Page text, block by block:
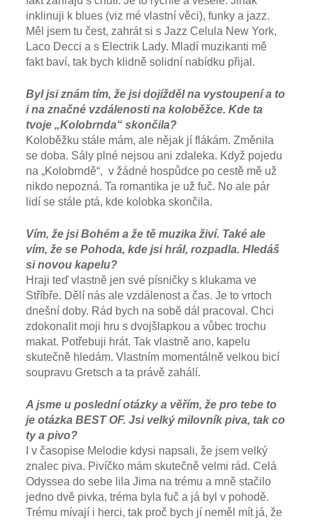
inklinuji k blues (viz mé vlastní věci), funky a jazz.
Měl jsem tu čest, zahrát si s Jazz Celula New York,
Laco Decci a s Electrik Lady. Mladí muzikanti mě
fakt baví, tak bych klidně solidní nabídku přijal.
Byl jsi znám tím, že jsi dojížděl na vystoupení a to
i na značné vzdálenosti na koloběžce. Kde ta
tvoje „Kolobrnda“ skončila?
Koloběžku stále mám, ale nějak jí flákám. Změnila
se doba. Sály plné nejsou ani zdaleka. Když pojedu
na „Kolobrndě“, v žádné hospůdce po cestě mě už
nikdo nepozná. Ta romantika je už fuč. No ale pár
lidí se stále ptá, kde kolobka skončila.
Vím, že jsi Bohém a že tě muzika živí. Také ale
vím, že se Pohoda, kde jsi hrál, rozpadla. Hledáš
si novou kapelu?
Hraji teď vlastně jen své písničky s klukama ve
Stříbře. Dělí nás ale vzdálenost a čas. Je to vrtoch
dnešní doby. Rád bych na sobě dál pracoval. Chci
zdokonalit moji hru s dvojšlapkou a vůbec trochu
makat. Potřebuji hrát. Tak vlastně ano, kapelu
skutečně hledám. Vlastním momentálně velkou bicí
soupravu Gretsch a ta právě zahálí.
A jsme u poslední otázky a věřím, že pro tebe to
je otázka BEST OF. Jsi velký milovník piva, tak co
ty a pivo?
I v časopise Melodie kdysi napsali, že jsem velký
znalec piva. Pivíčko mám skutečně velmi rád. Celá
Odyssea do sebe lila Jima na trému a mně stačilo
jedno dvě pivka, tréma byla fuč a já byl v pohodě.
Trému mívají i herci, tak proč bych jí neměl mít já, že